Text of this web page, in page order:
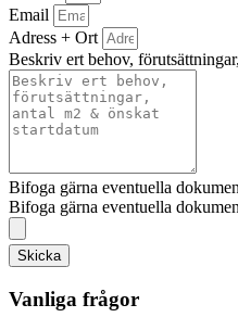
Email
Adress + Ort
Beskriv ert behov,
Bifoga gärna eventuella
Bifoga gärna eventuella
Skicka
Vanliga frågor